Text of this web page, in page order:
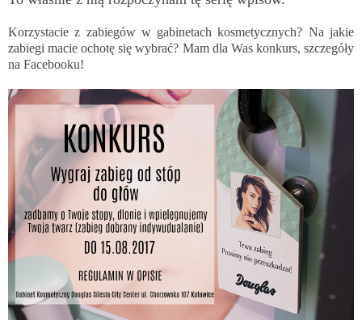
Korzystacie z zabiegów w gabinetach kosmetycznych? Na jakie
zabiegi macie ochotę się wybrać? Mam dla Was konkurs, szczegóły
na Facebooku!